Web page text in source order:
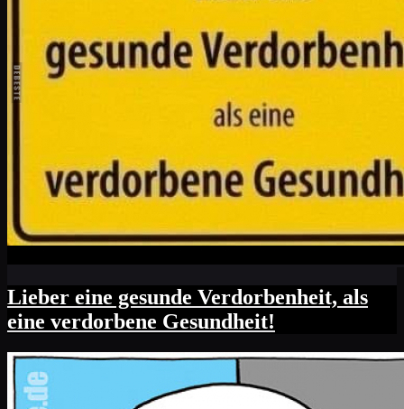
Lieber eine gesunde Verdorbenheit, als
eine verdorbene Gesundheit!